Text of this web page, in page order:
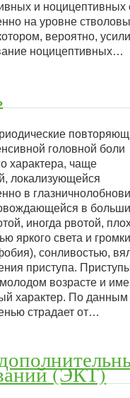
и ноцицептивных
на уровне
вероятно,
ноцицептивных…
головной боли
характера, чаще
локализующейся
в
в
иногда рвотой,
яркого света и
сонливостью,
приступа.
возрасте и
характер. По данным
страдает от…
(ЭКТ)